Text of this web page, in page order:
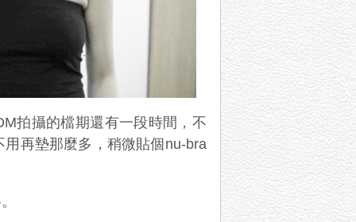
拍攝的檔期還有一段時間，不
再墊那麼多，稍微貼個nu-bra